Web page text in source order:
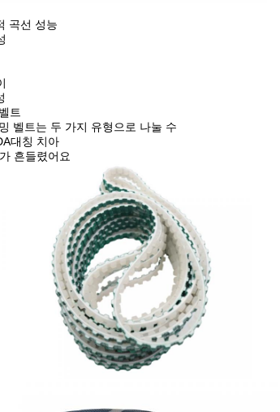
곡선 성능
트
벨트는 두 가지 유형으로 나눌 수
대칭 치아
흔들렸어요